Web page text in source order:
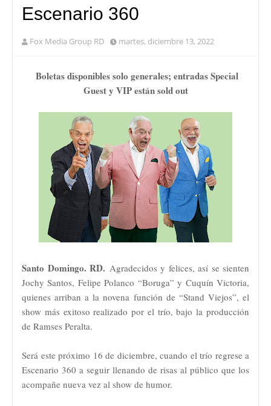
Escenario 360
Fox Media Group RD martes, diciembre 13, 2022
Boletas disponibles solo generales; entradas Special
Guest y VIP están sold out
Santo Domingo. RD. Agradecidos y felices, así se sienten
Jochy Santos, Felipe Polanco “Boruga” y Cuquín Victoria,
quienes arriban a la novena función de “Stand Viejos”, el
show más exitoso realizado por el trío, bajo la producción
de Ramses Peralta.
Será este próximo 16 de diciembre, cuando el trío regrese a
Escenario 360 a seguir llenando de risas al público que los
acompañe nueva vez al show de humor.